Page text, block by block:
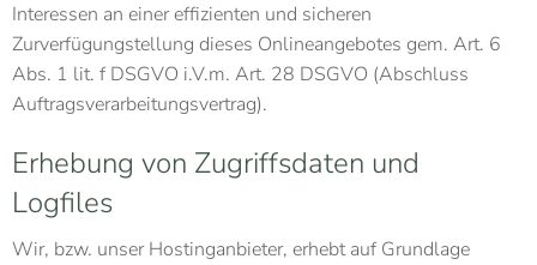
Interessen an einer effizienten und sicheren
Zurverfügungstellung dieses Onlineangebotes gem. Art. 6
Abs. 1 lit. f DSGVO i.V.m. Art. 28 DSGVO (Abschluss
Auftragsverarbeitungsvertrag).
Erhebung von Zugriffsdaten und
Logfiles
Wir, bzw. unser Hostinganbieter, erhebt auf Grundlage